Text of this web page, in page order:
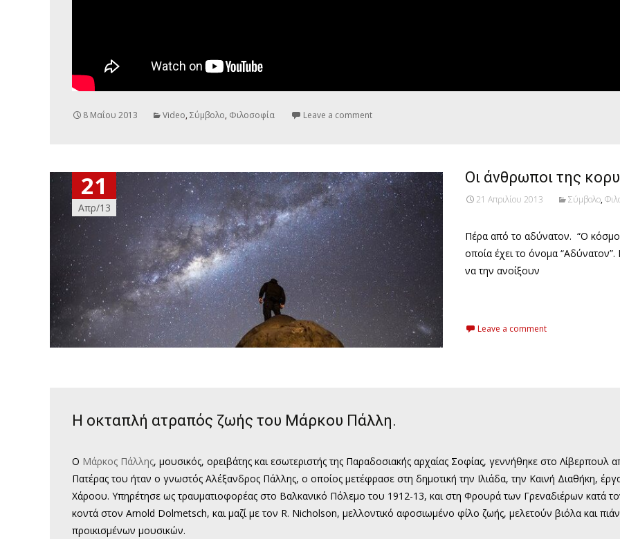
8 Μαΐου 2013 Video, Σύμβολο, Φιλοσοφία Leave a comment
21
Απρ/13
Οι άνθρωποι της
21 Απριλίου 2013 Σύμβολο,
Πέρα από το αδύνατον. “Ο
οποία έχει το όνομα
να την ανοίξουν
Leave a comment
Η οκταπλή ατραπός ζωής του Μάρκου Πάλλη.
Ο Μάρκος Πάλλης, μουσικός, ορειβάτης και εσωτεριστής της Παραδοσιακής αρχαίας Σοφίας, γεννήθηκε στο Λίβερπουλ
Πατέρας του ήταν ο γνωστός Αλέξανδρος Πάλλης, ο οποίος μετέφρασε στη δημοτική την Ιλιάδα, την Καινή Διαθήκη,
Χάροου. Υπηρέτησε ως τραυματιοφορέας στο Βαλκανικό Πόλεμο του 1912-13, και στη Φρουρά των Γρεναδιέρων κατά
κοντά στον Arnold Dolmetsch, και μαζί με τον R. Nicholson, μελλοντικό αφοσιωμένο φίλο ζωής, μελετούν βιόλα και
προικισμένων μουσικών.